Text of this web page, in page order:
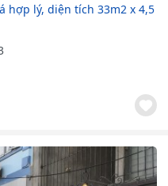
hợp lý, diện tích 33m2 x 4,5